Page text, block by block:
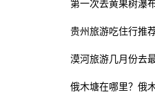
俄木塘在哪里？俄